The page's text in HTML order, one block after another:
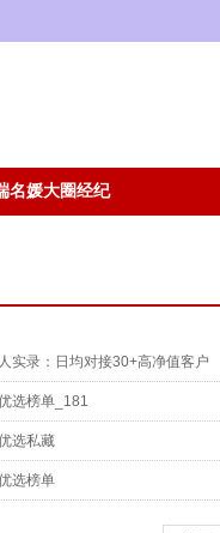
名媛大圈经纪
实录：日均对接30+高净值客户
选榜单_181
选私藏
选榜单